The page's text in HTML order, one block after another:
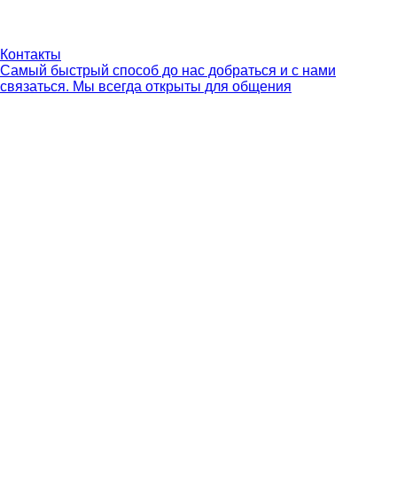
Контакты
Самый быстрый способ до нас добраться и с нами
связаться. Мы всегда открыты для общения